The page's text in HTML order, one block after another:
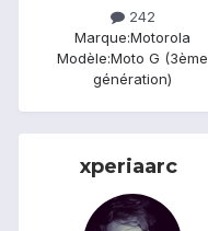
242
Marque:Motorola
Modèle:Moto G (3ème
génération)
xperiaarc